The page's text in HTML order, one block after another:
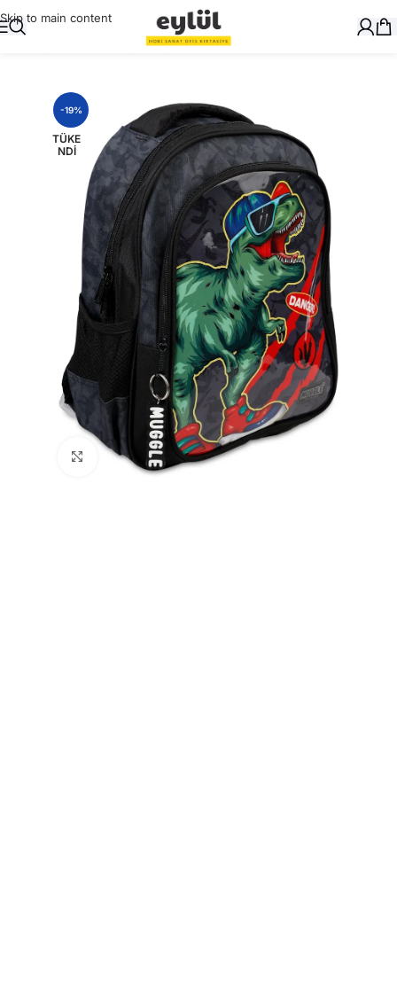
Skip to main content
Okul Gereçleri/Çanta
-19%
TÜKE
NDI
Büyütmek için tıklayın